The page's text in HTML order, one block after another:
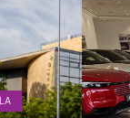
Invercar